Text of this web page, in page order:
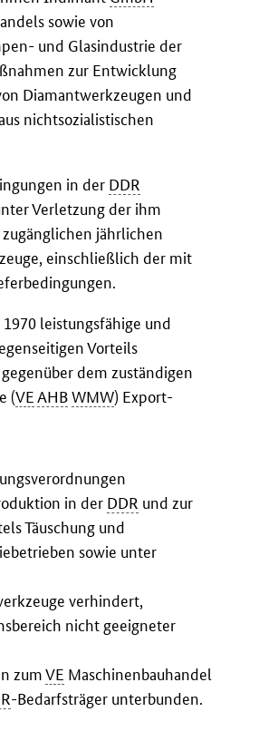
sowie von
und Glasindustrie der
zur Entwicklung
Diamantwerkzeugen und
nichtsozialistischen
in der DDR
Verletzung der ihm
jährlichen
einschließlich der mit
leistungsfähige und
Vorteils
dem zuständigen
(VE AHB WMW) Export-
in der DDR und zur
Täuschung und
sowie unter
verhindert,
nicht geeigneter
zumVE Maschinenbauhandel
-Bedarfsträger unterbunden.